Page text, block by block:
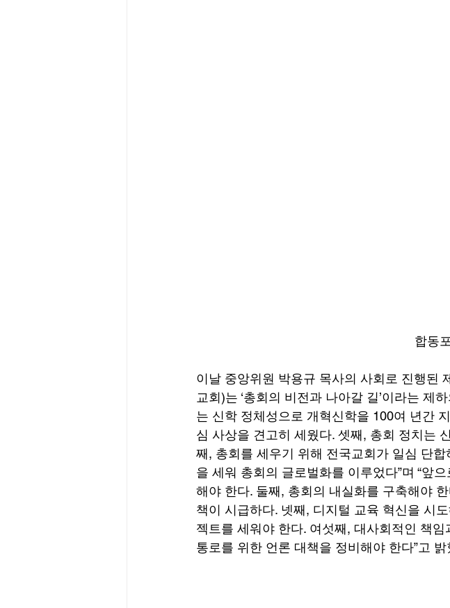
합동
이날 중앙위원 박용규 목사의 사회로 진행된
교회)는 ‘총회의 비전과 나아갈 길’이라는 제
는 신학 정체성으로 개혁신학을 100여 년간
심 사상을 견고히 세웠다. 셋째, 총회 정치는
째, 총회를 세우기 위해 전국교회가 일심 단
을 세워 총회의 글로벌화를 이루었다”며 “앞
해야 한다. 둘째, 총회의 내실화를 구축해야
책이 시급하다. 넷째, 디지털 교육 혁신을 시
젝트를 세워야 한다. 여섯째, 대사회적인 책
통로를 위한 언론 대책을 정비해야 한다”고 밝